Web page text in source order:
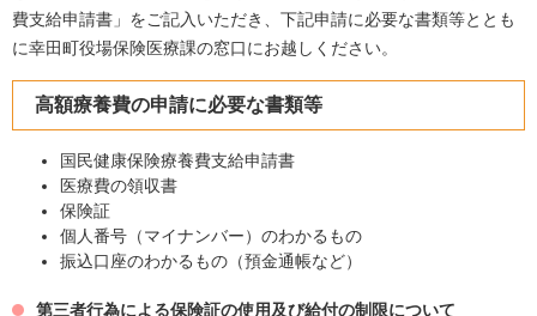
費支給申請書」をご記入いただき、下記申請に必要な書類等ととも
に幸田町役場保険医療課の窓口にお越しください。
高額療養費の申請に必要な書類等
国民健康保険療養費支給申請書
医療費の領収書
保険証
個人番号（マイナンバー）のわかるもの
振込口座のわかるもの（預金通帳など）
第三者行為による保険証の使用及び給付の制限について